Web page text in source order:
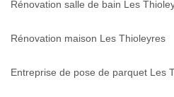
Rénovation salle de bain Les
Rénovation maison Les Thioleyres
Entreprise de pose de parquet Les